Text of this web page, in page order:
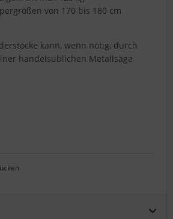
von 170 bis 180 cm
kann, wenn nötig, durch
handelsüblichen Metallsäge